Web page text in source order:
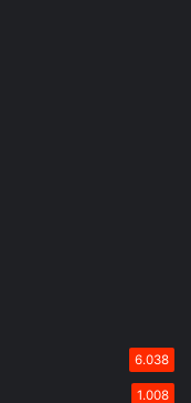
6.038
1.008